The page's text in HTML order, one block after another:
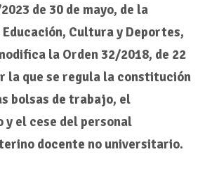
de 30 de mayo, de la
Cultura y Deportes,
la Orden 32/2018, de 22
la que se regula la constitución
bolsas de trabajo, el
y el cese del personal
docente no universitario.